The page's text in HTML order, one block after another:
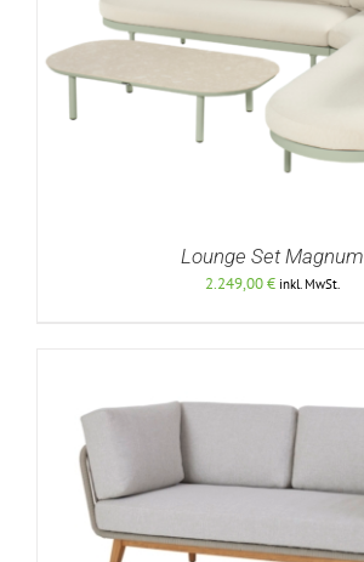
Lounge Set Magnum
2.249,00€ inkl. MwSt.